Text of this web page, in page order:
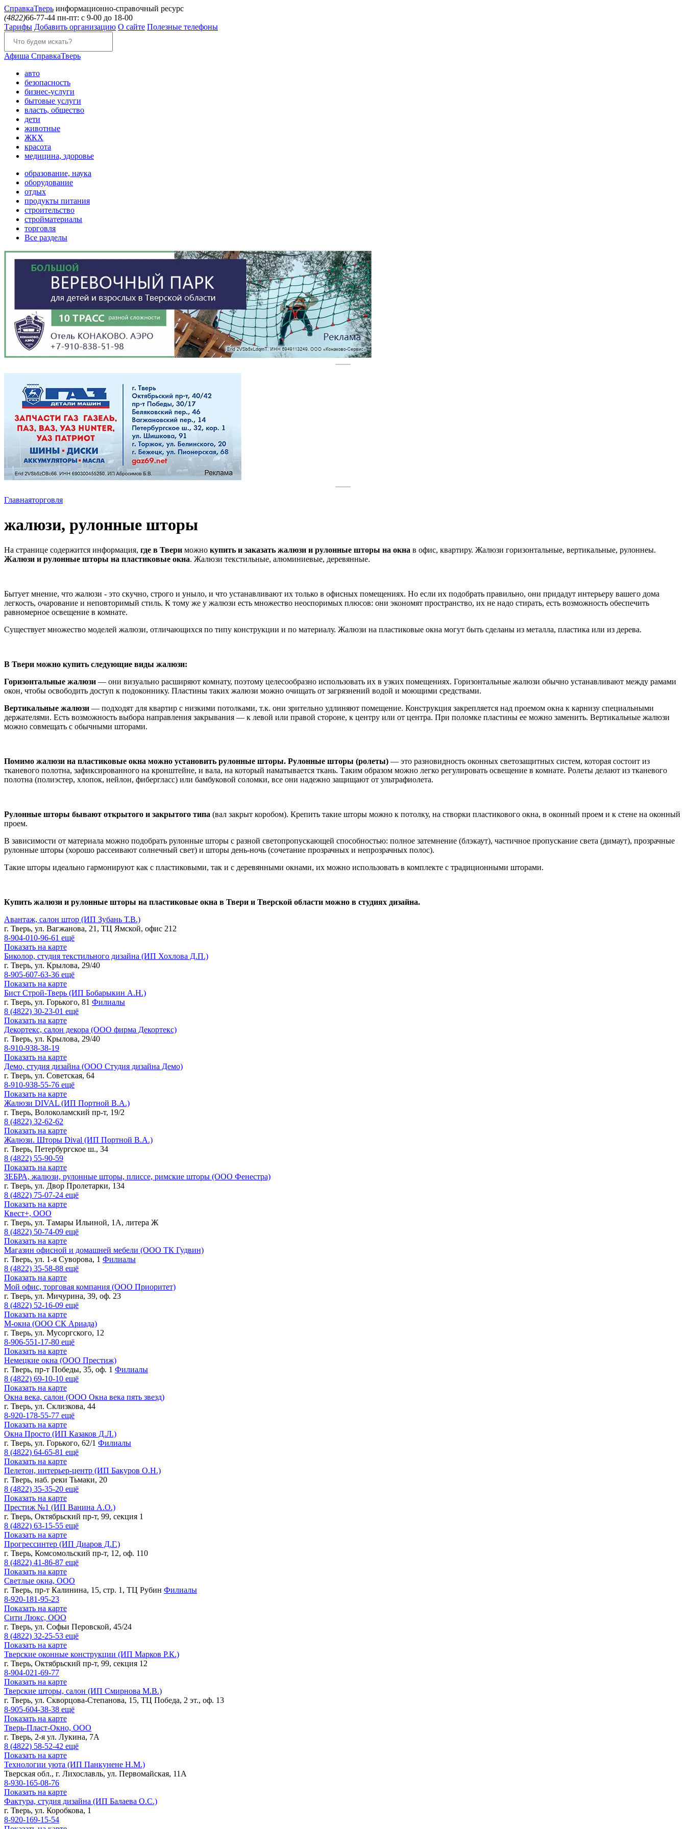
СправкаТверь информационно-справочный ресурс
(4822)66-77-44 пн-пт: с 9-00 до 18-00
Тарифы Добавить организацию О сайте Полезные телефоны
Афиша СправкаТверь
авто
безопасность
бизнес-услуги
бытовые услуги
власть, общество
дети
животные
ЖКХ
красота
медицина, здоровье
образование, наука
оборудование
отдых
продукты питания
строительство
стройматериалы
торговля
Все разделы
Главнаяторговля
жалюзи, рулонные шторы
На странице содержится информация, где в Твери можно купить и заказать жалюзи и рулонные шторы на окна в офис, квартиру. Жалюзи горизонтальные, вертикальные, рулоннеы.
Жалюзи и рулонные шторы на пластиковые окна. Жалюзи текстильные, алюминиевые, деревянные.
Бытует мнение, что жалюзи - это скучно, строго и уныло, и что устанавливают их только в офисных помещениях. Но если их подобрать правильно, они придадут интерьеру вашего дома
легкость, очарование и неповторимый стиль. К тому же у жалюзи есть множество неоспоримых плюсов: они экономят пространство, их не надо стирать, есть возможность обеспечить
равномерное освещение в комнате.
Существует множество моделей жалюзи, отличающихся по типу конструкции и по материалу. Жалюзи на пластиковые окна могут быть сделаны из металла, пластика или из дерева.
В Твери можно купить следующие виды жалюзи:
Горизонтальные жалюзи — они визуально расширяют комнату, поэтому целесообразно использовать их в узких помещениях. Горизонтальные жалюзи обычно устанавливают между рамами
окон, чтобы освободить доступ к подоконнику. Пластины таких жалюзи можно очищать от загрязнений водой и моющими средствами.
Вертикальные жалюзи — подходят для квартир с низкими потолками, т.к. они зрительно удлиняют помещение. Конструкция закрепляется над проемом окна к карнизу специальными
держателями. Есть возможность выбора направления закрывания — к левой или правой стороне, к центру или от центра. При поломке пластины ее можно заменить. Вертикальные жалюзи
можно совмещать с обычными шторами.
Помимо жалюзи на пластиковые окна можно установить рулонные шторы. Рулонные шторы (ролеты) — это разновидность оконных светозащитных систем, которая состоит из
тканевого полотна, зафиксированного на кронштейне, и вала, на который наматывается ткань. Таким образом можно легко регулировать освещение в комнате. Ролеты делают из тканевого
полотна (полиэстер, хлопок, нейлон, фибергласс) или бамбуковой соломки, все они надежно защищают от ультрафиолета.
Рулонные шторы бывают открытого и закрытого типа (вал закрыт коробом). Крепить такие шторы можно к потолку, на створки пластикового окна, в оконный проем и к стене на оконный
проем.
В зависимости от материала можно подобрать рулонные шторы с разной светопропускающей способностью: полное затемнение (блэкаут), частичное пропускание света (димаут), прозрачные
рулонные шторы (хорошо рассеивают солнечный свет) и шторы день-ночь (сочетание прозрачных и непрозрачных полос).
Такие шторы идеально гармонируют как с пластиковыми, так и с деревянными окнами, их можно использовать в комплекте с традиционными шторами.
Купить жалюзи и рулонные шторы на пластиковые окна в Твери и Тверской области можно в студиях дизайна.
Авантаж, салон штор (ИП Зубань Т.В.)
г. Тверь, ул. Вагжанова, 21, ТЦ Ямской, офис 212
8-904-010-96-61 ещё
Показать на карте
Биколор, студия текстильного дизайна (ИП Хохлова Д.П.)
г. Тверь, ул. Крылова, 29/40
8-905-607-63-36 ещё
Показать на карте
Бист Строй-Тверь (ИП Бобарыкин А.Н.)
г. Тверь, ул. Горького, 81 Филиалы
8 (4822) 30-23-01 ещё
Показать на карте
Декортекс, салон декора (ООО фирма Декортекс)
г. Тверь, ул. Крылова, 29/40
8-910-938-38-19
Показать на карте
Демо, студия дизайна (ООО Студия дизайна Демо)
г. Тверь, ул. Советская, 64
8-910-938-55-76 ещё
Показать на карте
Жалюзи DIVAL (ИП Портной В.А.)
г. Тверь, Волоколамский пр-т, 19/2
8 (4822) 32-62-62
Показать на карте
Жалюзи. Шторы Dival (ИП Портной В.А.)
г. Тверь, Петербургское ш., 34
8 (4822) 55-90-59
Показать на карте
ЗЕБРА, жалюзи, рулонные шторы, плиссе, римские шторы (ООО Фенестра)
г. Тверь, ул. Двор Пролетарки, 134
8 (4822) 75-07-24 ещё
Показать на карте
Квест+, ООО
г. Тверь, ул. Тамары Ильиной, 1А, литера Ж
8 (4822) 50-74-09 ещё
Показать на карте
Магазин офисной и домашней мебели (ООО ТК Гудвин)
г. Тверь, ул. 1-я Суворова, 1 Филиалы
8 (4822) 35-58-88 ещё
Показать на карте
Мой офис, торговая компания (ООО Приоритет)
г. Тверь, ул. Мичурина, 39, оф. 23
8 (4822) 52-16-09 ещё
Показать на карте
М-окна (ООО СК Ариада)
г. Тверь, ул. Мусоргского, 12
8-906-551-17-80 ещё
Показать на карте
Немецкие окна (ООО Престиж)
г. Тверь, пр-т Победы, 35, оф. 1 Филиалы
8 (4822) 69-10-10 ещё
Показать на карте
Окна века, салон (ООО Окна века пять звезд)
г. Тверь, ул. Склизкова, 44
8-920-178-55-77 ещё
Показать на карте
Окна Просто (ИП Казаков Д.Л.)
г. Тверь, ул. Горького, 62/1 Филиалы
8 (4822) 64-65-81 ещё
Показать на карте
Пелетон, интерьер-центр (ИП Бакуров О.Н.)
г. Тверь, наб. реки Тьмаки, 20
8 (4822) 35-35-20 ещё
Показать на карте
Престиж №1 (ИП Ванина А.О.)
г. Тверь, Октябрьский пр-т, 99, секция 1
8 (4822) 63-15-55 ещё
Показать на карте
Прогрессинтер (ИП Диаров Д.Г.)
г. Тверь, Комсомольский пр-т, 12, оф. 110
8 (4822) 41-86-87 ещё
Показать на карте
Светлые окна, ООО
г. Тверь, пр-т Калинина, 15, стр. 1, ТЦ Рубин Филиалы
8-920-181-95-23
Показать на карте
Сити Люкс, ООО
г. Тверь, ул. Софьи Перовской, 45/24
8 (4822) 32-25-53 ещё
Показать на карте
Тверские оконные конструкции (ИП Марков Р.К.)
г. Тверь, Октябрьский пр-т, 99, секция 12
8-904-021-69-77
Показать на карте
Тверские шторы, салон (ИП Смирнова М.В.)
г. Тверь, ул. Скворцова-Степанова, 15, ТЦ Победа, 2 эт., оф. 13
8-905-604-38-38 ещё
Показать на карте
Тверь-Пласт-Окно, ООО
г. Тверь, 2-я ул. Лукина, 7А
8 (4822) 58-52-42 ещё
Показать на карте
Технологии уюта (ИП Панкунене Н.М.)
Тверская обл., г. Лихославль, ул. Первомайская, 11А
8-930-165-08-76
Показать на карте
Фактура, студия дизайна (ИП Балаева О.С.)
г. Тверь, ул. Коробкова, 1
8-920-169-15-54